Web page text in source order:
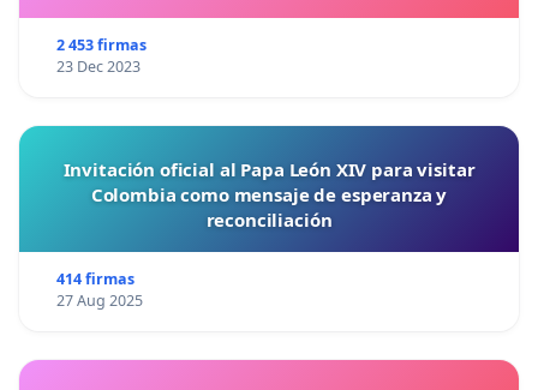
2 453 firmas
23 Dec 2023
Invitación oficial al Papa León XIV para visitar
Colombia como mensaje de esperanza y
reconciliación
414 firmas
27 Aug 2025